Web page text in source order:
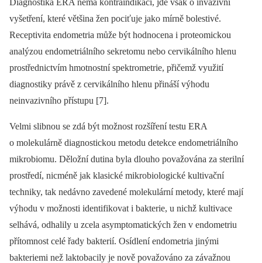
vyšetření, které většina žen pociťuje jako mírně bolestivé.
Receptivita endometria může být hodnocena i proteomickou
analýzou endometriálního sekretomu nebo cervikálního hlenu
prostřednictvím hmotnostní spektrometrie, přičemž využití
diagnostiky právě z cervikálního hlenu přináší výhodu
neinvazivního přístupu [7].
Velmi slibnou se zdá být možnost rozšíření testu ERA
o molekulárně diagnostickou metodu detekce endometriálního
mikrobiomu. Děložní dutina byla dlouho považována za sterilní
prostředí, nicméně jak klasické mikrobiologické kultivační
techniky, tak nedávno zavedené molekulární metody, které mají
výhodu v možnosti identifikovat i bakterie, u nichž kultivace
selhává, odhalily u zcela asymptomatických žen v endometriu
přítomnost celé řady bakterií. Osídlení endometria jinými
bakteriemi než laktobacily je nově považováno za závažnou